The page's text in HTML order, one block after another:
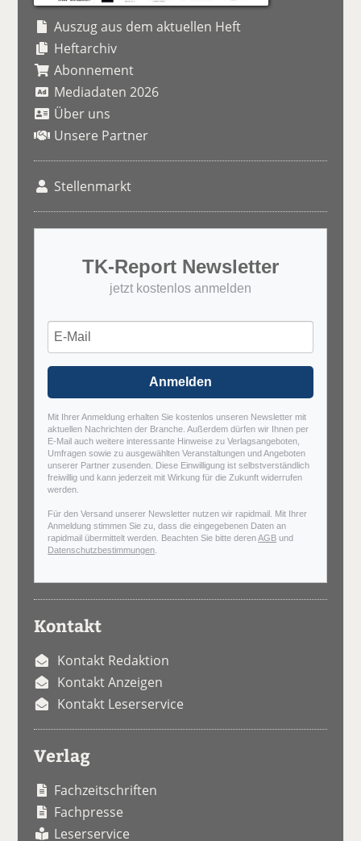
Auszug aus dem aktuellen Heft
Heftarchiv
Abonnement
Mediadaten 2026
Über uns
Unsere Partner
Stellenmarkt
TK-Report Newsletter
jetzt kostenlos anmelden
Anmelden
Mit Ihrer Anmeldung erhalten Sie kostenlos unseren Newsletter mit
aktuellen Nachrichten der Branche. Außerdem dürfen wir Ihnen per
E-Mail auch weitere interessante Hinweise zu Verlagsangeboten,
Umfragen sowie zu ausgewählten Veranstaltungen und Angeboten
unserer Partner zusenden. Diese Einwilligung ist selbstverständlich
freiwillig und kann jederzeit mit Wirkung für die Zukunft widerrufen
werden.
Für den Versand unserer Newsletter nutzen wir rapidmail. Mit Ihrer
Anmeldung stimmen Sie zu, dass die eingegebenen Daten an
rapidmail übermittelt werden. Beachten Sie bitte derenAGB und
Datenschutzbestimmungen
Kontakt
Kontakt Redaktion
Kontakt Anzeigen
Kontakt Leserservice
Verlag
Fachzeitschriften
Fachpresse
Leserservice